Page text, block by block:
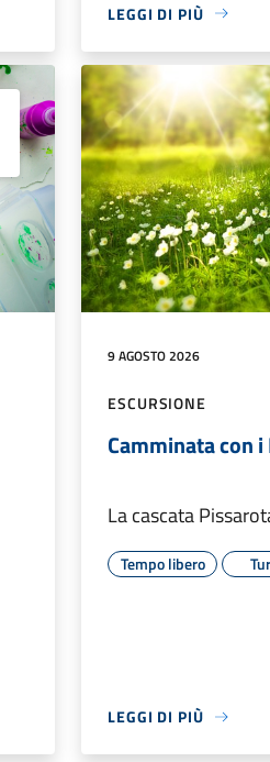
LEGGI DI PIÙ
9 AGOSTO 2026
ESCURSIONE
Camminata con
La cascata
Tempo libero
LEGGI DI PIÙ